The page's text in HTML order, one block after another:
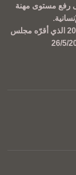
رفع مستوى مهنة
تم إنشاؤه بموجب القانون رقم/14/ للعام 2005 الذي أقرّه مجلس